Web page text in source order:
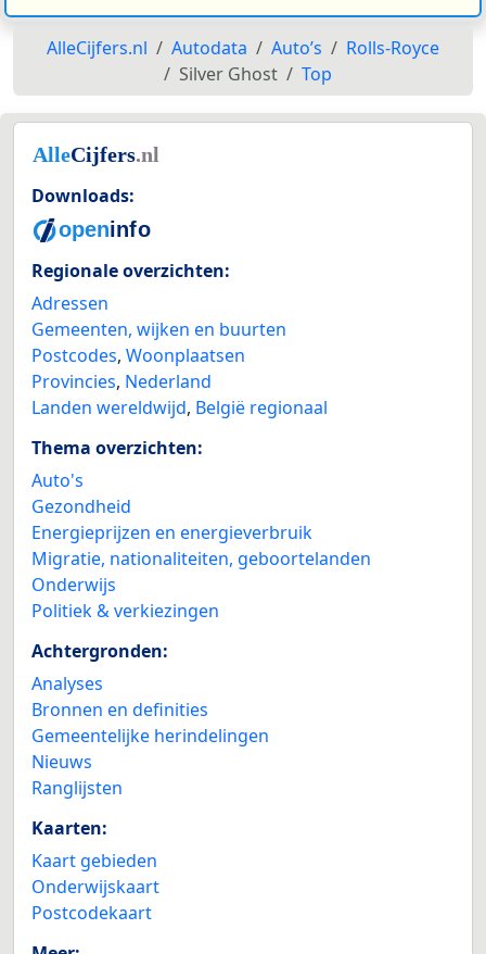
AlleCijfers.nl Autodata Auto’s
Rolls-Royce
Silver Ghost
Top
Downloads:
Regionale overzichten:
Adressen
Gemeenten, wijken en buurten
Postcodes, Woonplaatsen
Provincies, Nederland
Landen wereldwijd, België regionaal
Thema overzichten:
Auto's
Gezondheid
Energieprijzen en energieverbruik
Migratie, nationaliteiten, geboortelanden
Onderwijs
Politiek & verkiezingen
Achtergronden:
Analyses
Bronnen en definities
Gemeentelijke herindelingen
Nieuws
Ranglijsten
Kaarten:
Kaart gebieden
Onderwijskaart
Postcodekaart